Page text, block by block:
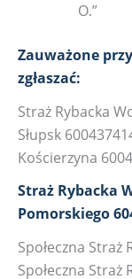
O.”
Zauważone
zgłaszać:
Straż Rybacka
Słupsk
Kościerzyna
Straż Rybacka
Pomorskiego
Społeczna
Społeczna